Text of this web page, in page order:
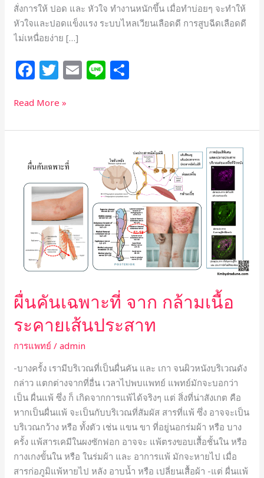
สั่งการให้ ปอด และ หัวใจ ทำงานหนักขึ้น เมื่อทำบ่อยๆ จะทำให้
หัวใจและปอดแข็งแรง ระบบไหลเวียนเลือดดี การสูบฉีดเลือดดี
ไม่เหนื่อยง่าย […]
F
c
e
o
o
k
T
itt
e
E
l
Li
e
Read More »
ผื่นคันเฉพาะที่ จาก กล้ามเนื้อ
ระคายเส้นประสาท
การแพทย์ /admin
-บางครั้ง เรามีบริเวณที่เป็นผื่นคัน และ เกา จนผิวหนังบริเวณดัง
กล่าว แตกต่างจากที่อื่น เวลาไปพบแพทย์ แพทย์มักจะบอกว่า
เป็น ผื่นแพ้ ซึ่ง ก็ เกิดจากการแพ้ได้จริงๆ แต่ สิ่งที่น่าสังเกต คือ
หากเป็นผื่นแพ้ จะเป็นกับบริเวณที่สัมผัส สารที่แพ้ ซึ่ง อาจจะเป็น
บริเวณกว้าง หรือ ทั้งตัว เช่น แขน ขา ที่อยู่นอกร่มผ้า หรือ บาง
ครั้ง แพ้สารเคมีในผงซักฟอก อาจจะ แพ้ตรงขอบเสื้อชั้นใน หรือ
กางเกงขั้นใน หรือ ในร่มผ้า และ อาการแพ้ มักจะหายไป เมื่อ
สารก่อภูมิแพ้หายไป หลัง อาบน้ำ หรือ เปลี่ยนเสื้อผ้า -แต่ ผื่นแพ้
เฉพาะ
กล้าม
ระคาย
เส้น